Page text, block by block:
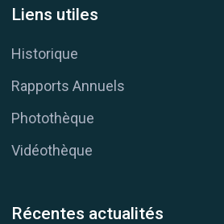
Liens utiles
Historique
Rapports Annuels
Photothèque
Vidéothèque
Récentes actualités